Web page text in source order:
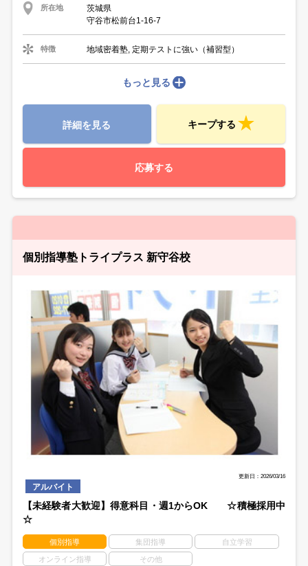
所在地
茨城県
守谷市松前台1-16-7
特徴 地域密着塾, 定期テストに強い（補習型）
もっと見る
詳細を見る キープする
応募する
個別指導塾トライプラス 新守谷校
更新日：2026/03/16
アルバイト
【未経験者大歓迎】得意科目・週1からOK ☆積極採用中
☆
個別指導 集団指導 自立学習
オンライン指導 その他